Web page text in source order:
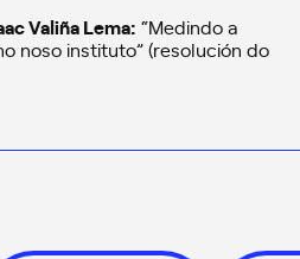
Valiña Lema: “Medindo a
noso instituto” (resolución do